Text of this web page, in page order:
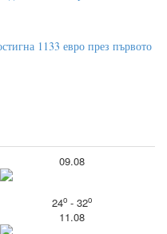
09.08
24o- 32o
11.08
1133 евро през първото